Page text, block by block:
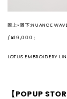
圖上~圖下:NUANCE
/ ¥19,000；
LOTUS EMBROIDERY
【POPUP